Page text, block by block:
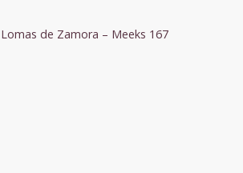
Lomas de Zamora – Meeks 167